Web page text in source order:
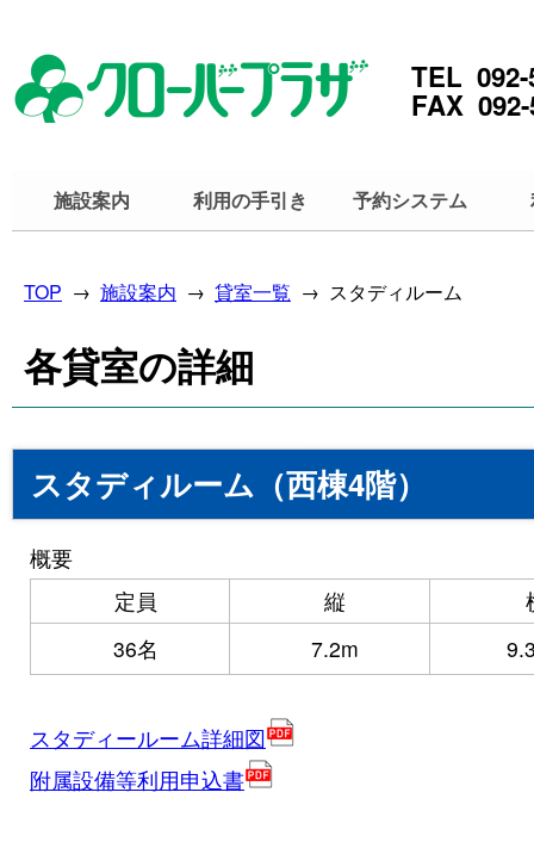
TEL 092-
FAX
施設案内 利用の手引き 予約システム
TOP → 施設案内 → 貸室一覧 → スタディルーム
各貸室の詳細
スタディルーム（西棟4階）
概要
定員
縦
36名
7.2m
スタディールーム詳細図
附属設備等利用申込書